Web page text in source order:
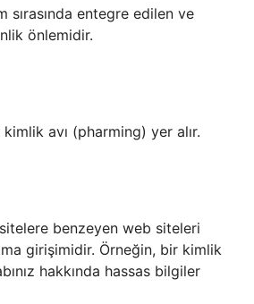
sırasında entegre edilen ve
önlemidir.
avı (pharming) yer alır.
sitelere benzeyen web siteleri
girişimidir. Örneğin, bir kimlik
hakkında hassas bilgiler